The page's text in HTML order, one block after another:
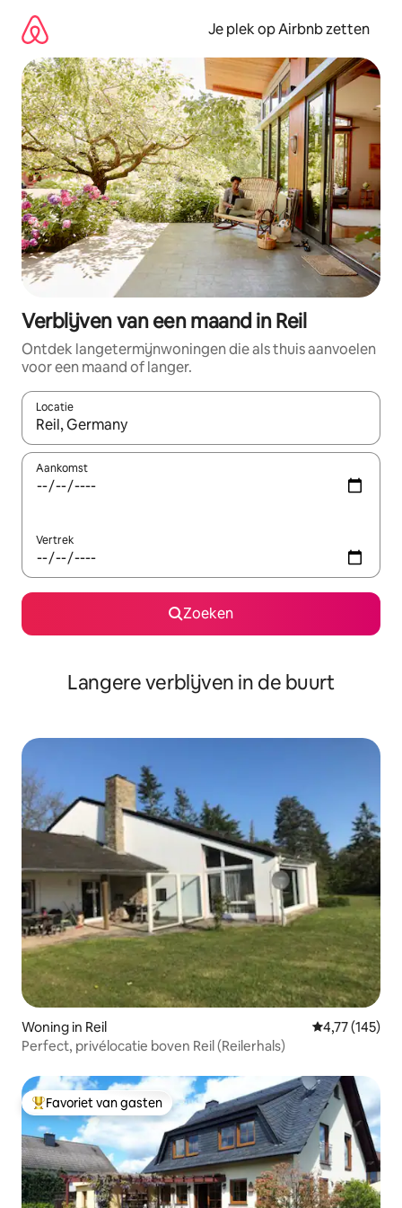
direct
naar
inhoud
Je plek op Airbnb zetten
Verblijven van een maand in Reil
Ontdek langetermijnwoningen die als thuis aanvoelen
voor een maand of langer.
Locatie
Wanneer er resultaten beschikbaar zijn, maak je een keuze
Aankomst
Vertrek
Zoeken
Langere verblijven in de buurt
Woning in Reil Gemiddelde
4,77 (145)
Perfect, privélocatie boven Reil (Reilerhals)
Topfavoriet van gasten
Favoriet van gasten